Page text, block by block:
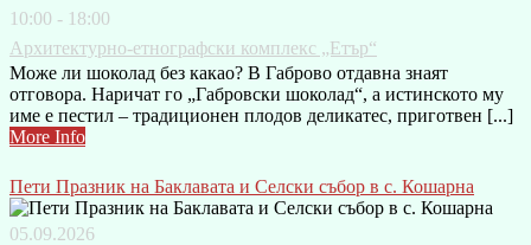
10:00 - 18:00
Архитектурно-етнографски комплекс „Етър“
Може ли шоколад без какао? В Габрово отдавна знаят
отговора. Наричат го „Габровски шоколад“, а истинското му
име е пестил – традиционен плодов деликатес, приготвен [...]
More Info
Пети Празник на Баклавата и Селски събор в с. Кошарна
05.09.2026